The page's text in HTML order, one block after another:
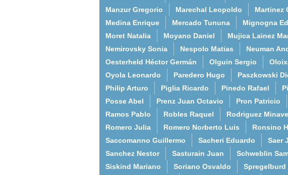
Manzur Gregorio
Marechal Leopoldo Martinez
Medina Enrique
Mercado Tununa Mignogna
Moret Natalia
Moyano Daniel Mujica Lainez
Nemirovsky Sonia
Nespolo Matias Neuman
Oesterheld Héctor Germán
Olguin Sergio
Oyola Leonardo
Paredero Hugo Paszkowski
Philip Arturo
Piglia Ricardo Pinedo Rafael
Posse Abel
Prenz Juan Octavio Pron Patricio
Ramos Pablo
Robles Raquel Rodriguez
Romero Julia
Romero Norberto Luis Ronsino
Saccomanno Guillermo
Sacheri Eduardo Saer
Sanchez Nestor
Sasturain Juan Schweblin
Siskind Mariano
Soriano Osvaldo Spregelburd